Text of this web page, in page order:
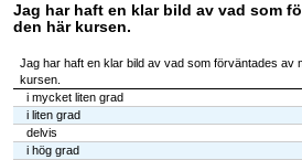
Jag har haft en klar bild av vad som
den här kursen.
Jag har haft en klar bild av vad som förväntades av
kursen.
i mycket liten grad
i liten grad
delvis
i hög grad